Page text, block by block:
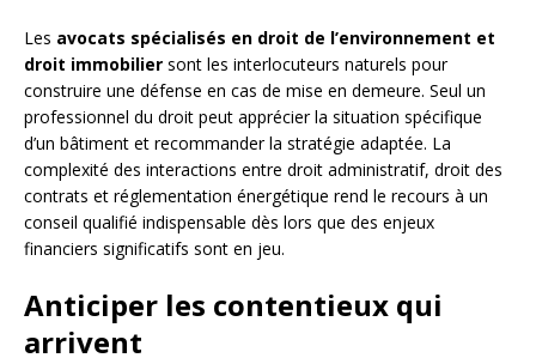
Les avocats spécialisés en droit de l’environnement et
droit immobilier sont les interlocuteurs naturels pour
construire une défense en cas de mise en demeure. Seul un
professionnel du droit peut apprécier la situation spécifique
d’un bâtiment et recommander la stratégie adaptée. La
complexité des interactions entre droit administratif, droit des
contrats et réglementation énergétique rend le recours à un
conseil qualifié indispensable dès lors que des enjeux
financiers significatifs sont en jeu.
Anticiper les contentieux qui
arrivent